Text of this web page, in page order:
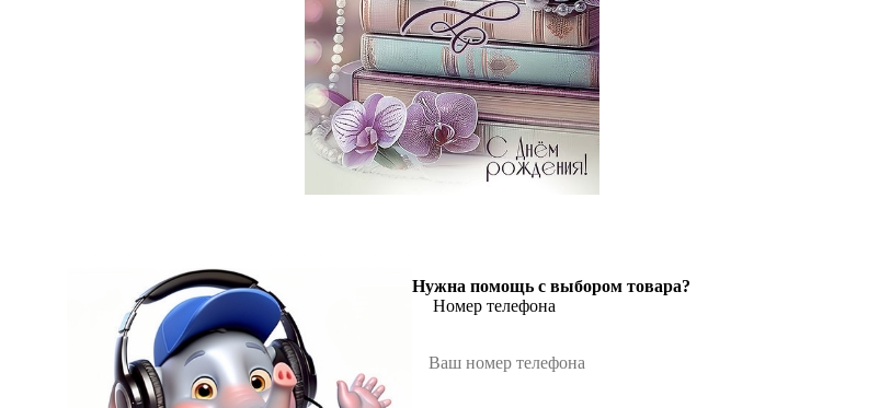
Нужна помощь с выбором товара?
Номер телефона